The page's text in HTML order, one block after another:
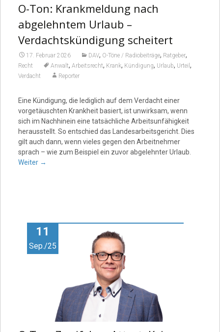
O-Ton: Krankmeldung nach
abgelehntem Urlaub –
Verdachtskündigung scheitert
17. Februar 2026 DAV, O-Töne / Radiobeiträge, Ratgeber,
Recht Anwalt, Arbeitsrecht, Krank, Kündigung, Urlaub, Urteil ,
Verdacht Reporter
Eine Kündigung, die lediglich auf dem Verdacht einer
vorgetäuschten Krankheit basiert, ist unwirksam, wenn
sich im Nachhinein eine tatsächliche Arbeitsunfähigkeit
herausstellt. So entschied das Landesarbeitsgericht. Dies
gilt auch dann, wenn vieles gegen den Arbeitnehmer
sprach – wie zum Beispiel ein zuvor abgelehnter Urlaub.
Weiter →
11
Sep./25